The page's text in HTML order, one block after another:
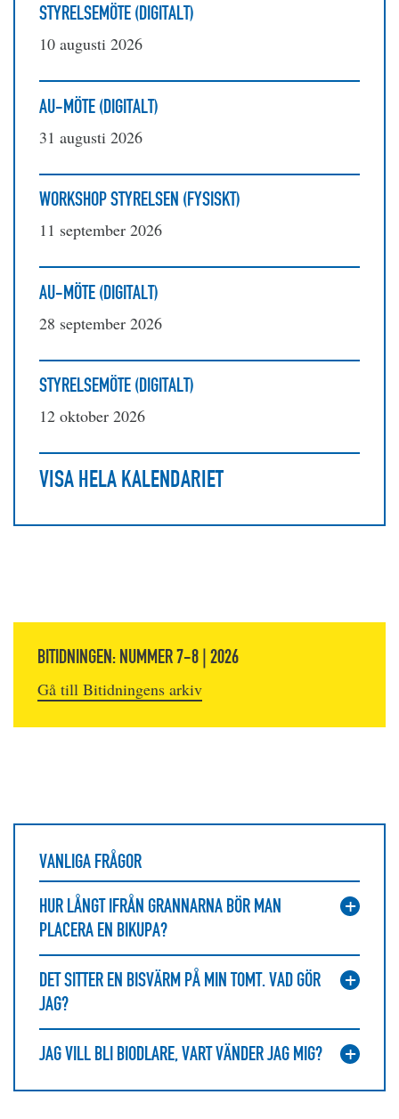
STYRELSEMÖTE (DIGITALT)
10 augusti 2026
AU-MÖTE (DIGITALT)
31 augusti 2026
WORKSHOP STYRELSEN (FYSISKT)
11 september 2026
AU-MÖTE (DIGITALT)
28 september 2026
STYRELSEMÖTE (DIGITALT)
12 oktober 2026
VISA HELA KALENDARIET
BITIDNINGEN: NUMMER 7-8 | 2026
Gå till Bitidningens arkiv
VANLIGA FRÅGOR
HUR LÅNGT IFRÅN GRANNARNA BÖR MAN
PLACERA EN BIKUPA?
DET SITTER EN BISVÄRM PÅ MIN TOMT. VAD GÖR
JAG?
JAG VILL BLI BIODLARE, VART VÄNDER JAG MIG?